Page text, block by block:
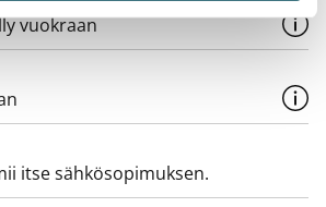
vuokraan
itse sähkösopimuksen.